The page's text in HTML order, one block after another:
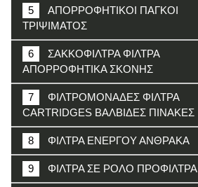
5
ΑΠΟΡΡΟΦΗΤΙΚΟΙ ΠΑΓΚΟΙ
ΤΡΙΨΙΜΑΤΟΣ
6
ΣΑΚΚΟΦΙΛΤΡΑ ΦΙΛΤΡΑ
ΑΠΟΡΡΟΦΗΤΙΚΑ ΣΚΟΝΗΣ
7
ΦΙΛΤΡΟΜΟΝΑΔΕΣ ΦΙΛΤΡΑ
CARTRIDGES ΒΑΛΒΙΔΕΣ ΠΙΝΑΚΕΣ
8 ΦΙΛΤΡΑ ΕΝΕΡΓΟΥ ΑΝΘΡΑΚΑ
9 ΦΙΛΤΡΑ ΣΕ ΡΟΛΟ ΠΡΟΦΙΛΤΡΑ